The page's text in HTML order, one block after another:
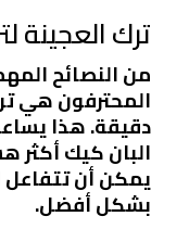
ترك العجينة
من النصائح
دقيقة. هذا
البان كيك أكثر
يمكن أن
بشكل أفضل.